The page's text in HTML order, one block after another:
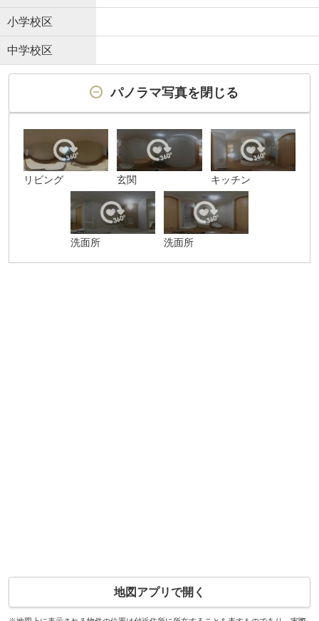
小学校区
中学校区
パノラマ写真を閉じる
リビング 玄関 キッチン
洗面所 洗面所
地図アプリで開く